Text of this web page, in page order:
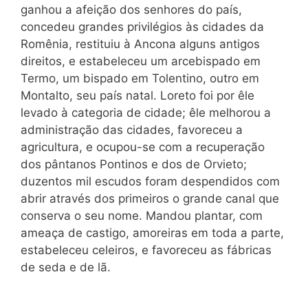
ganhou a afeição dos senhores do país,
concedeu grandes privilégios às cidades da
Romênia, restituiu à Ancona alguns antigos
direitos, e estabeleceu um arcebispado em
Termo, um bispado em Tolentino, outro em
Montalto, seu país natal. Loreto foi por êle
levado à categoria de cidade; êle melhorou a
administração das cidades, favoreceu a
agricultura, e ocupou-se com a recuperação
dos pântanos Pontinos e dos de Orvieto;
duzentos mil escudos foram despendidos com
abrir através dos primeiros o grande canal que
conserva o seu nome. Mandou plantar, com
ameaça de castigo, amoreiras em toda a parte,
estabeleceu celeiros, e favoreceu as fábricas
de seda e de lã.